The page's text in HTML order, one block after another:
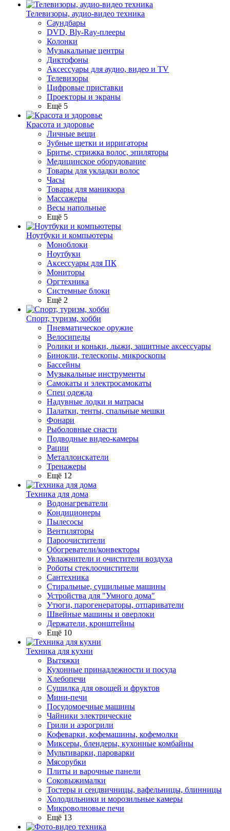
Телевизоры, аудио-видео техника
Саундбары
DVD, Bly-Ray-плееры
Колонки
Музыкальные центры
Диктофоны
Аксессуары для аудио, видео и TV
Телевизоры
Цифровые приставки
Проекторы и экраны
Ещё 5
Красота и здоровье
Личные вещи
Зубные щетки и ирригаторы
Бритье, стрижка волос, эпиляторы
Медицинское оборудование
Товары для укладки волос
Часы
Товары для маникюра
Массажеры
Весы напольные
Ещё 5
Ноутбуки и компьютеры
Моноблоки
Ноутбуки
Аксессуары для ПК
Мониторы
Оргтехника
Системные блоки
Ещё 2
Спорт, туризм, хобби
Пневматическое оружие
Велосипеды
Ролики и коньки, лыжи, защитные аксессуары
Бинокли, телескопы, микроскопы
Бассейны
Музыкальные инструменты
Самокаты и электросамокаты
Спец одежда
Надувные лодки и матрасы
Палатки, тенты, спальные мешки
Фонари
Рыболовные снасти
Подводные видео-камеры
Рации
Металлоискатели
Тренажеры
Ещё 12
Техника для дома
Водонагреватели
Кондиционеры
Пылесосы
Вентиляторы
Пароочистители
Обогреватели/конвекторы
Увлажнители и очистители воздуха
Роботы стеклоочистители
Сантехника
Стиральные, сушильные машины
Устройства для "Умного дома"
Утюги, парогенераторы, отпариватели
Швейные машины и оверлоки
Держатели, кронштейны
Ещё 10
Техника для кухни
Вытяжки
Кухонные принадлежности и посуда
Хлебопечи
Сушилка для овощей и фруктов
Мини-печи
Посудомоечные машины
Чайники электрические
Грили и аэрогрили
Кофеварки, кофемашины, кофемолки
Миксеры, блендеры, кухонные комбайны
Мультиварки, пароварки
Мясорубки
Плиты и варочные панели
Соковыжималки
Тостеры и сендвичницы, вафельницы, блинницы
Холодильники и морозильные камеры
Микроволновые печи
Ещё 13